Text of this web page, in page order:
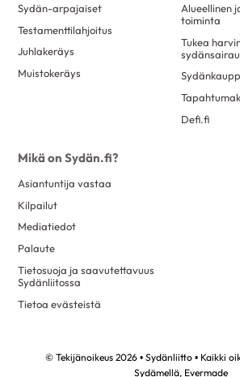
Sydän-arpajaiset
Testamenttilahjoitus
Juhlakeräys
Muistokeräys
Alueellinen
toiminta
Tukea
Defi.fi
Mikä on Sydän.fi?
Asiantuntija vastaa
Kilpailut
Mediatiedot
Palaute
Tietosuoja ja saavutettavuus
Sydänliitossa
Tietoa evästeistä
© Tekijänoikeus 2026 • Sydänliitto • Kaikki
Sydämellä, Evermade